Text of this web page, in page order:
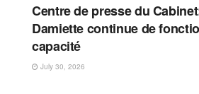
Centre de presse du
Damiette continue de
capacité
July 30, 2026